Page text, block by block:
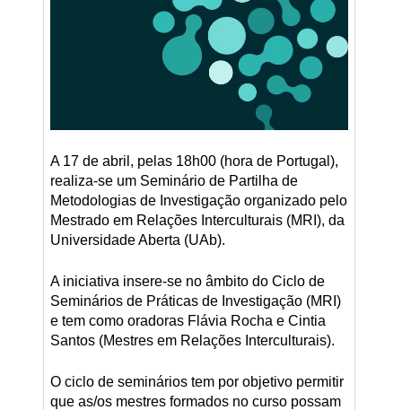
A 17 de abril, pelas 18h00 (hora de Portugal),
realiza-se um Seminário de Partilha de
Metodologias de Investigação organizado pelo
Mestrado em Relações Interculturais (MRI), da
Universidade Aberta (UAb).
A iniciativa insere-se no âmbito do Ciclo de
Seminários de Práticas de Investigação (MRI)
e tem como oradoras Flávia Rocha e Cintia
Santos (Mestres em Relações Interculturais).
O ciclo de seminários tem por objetivo permitir
que as/os mestres formados no curso possam